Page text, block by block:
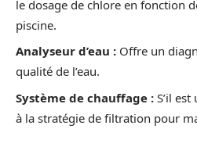
le dosage de chlore en fonction
piscine.
Analyseur d’eau : Offre un
qualité de l’eau.
Système de chauffage : S’il
à la stratégie de filtration pour